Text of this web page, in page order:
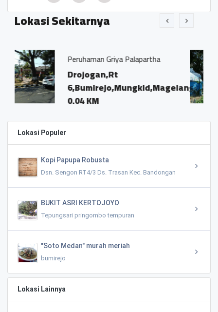
Lokasi Sekitarnya
Griya Palapartha SDN 2
Mungkid
0.01 KM
Lokasi Populer
Kopi Papupa Robusta
Dsn. Sengon RT4/3 Ds. Trasan Kec. Bandongan
BUKIT ASRI KERTOJOYO
Tepungsari pringombo tempuran
"Soto Medan" murah meriah
bumirejo
Lokasi Lainnya